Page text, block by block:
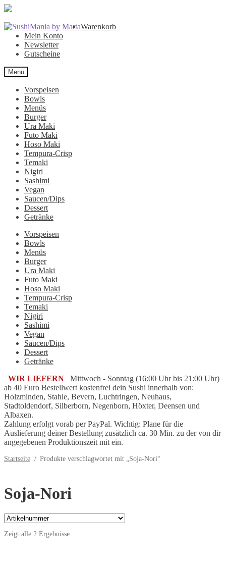
Zur
Navigation
springen
Zum
Inhalt
springen
Warenkorb
Mein Konto
Newsletter
Gutscheine
Menü
Vorspeisen
Bowls
Menüs
Burger
Ura Maki
Futo Maki
Hoso Maki
Tempura-Crisp
Temaki
Nigiri
Sashimi
Vegan
Saucen/Dips
Dessert
Getränke
Vorspeisen
Bowls
Menüs
Burger
Ura Maki
Futo Maki
Hoso Maki
Tempura-Crisp
Temaki
Nigiri
Sashimi
Vegan
Saucen/Dips
Dessert
Getränke
WIR LIEFERN
Mittwoch - Sonntag (16:00 Uhr bis 21:00 Uhr)
ab 40 Euro Bestellwert kostenfrei dein Sushi innerhalb von:
Holzminden, Stahle, Bevern, Luchtringen, Neuhaus,
Stadtoldendorf, Silberborn, Negenborn, Höxter, Deensen und
Albaxen.
Zahlung erfolgt vorab per PayPal. Wichtig: Plane für die
Auslieferung deiner Bestellung zusätzlich ca. 30 Min. zu der von dir
angegebenen Produktionszeit mit ein.
Startseite / Produkte verschlagwortet mit „Soja-Nori“
Soja-Nori
Zeigt alle 2 Ergebnisse